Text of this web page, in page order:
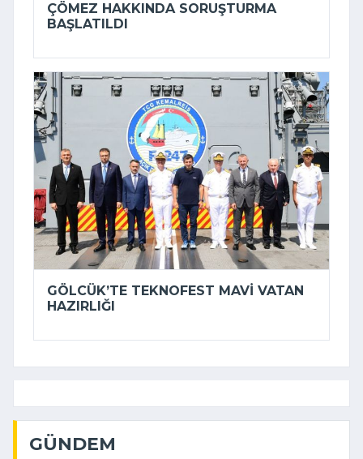
ÇÖMEZ HAKKINDA SORUŞTURMA
BAŞLATILDI
GÖLCÜK’TE TEKNOFEST MAVI VATAN
HAZIRLIĞI
GÜNDEM